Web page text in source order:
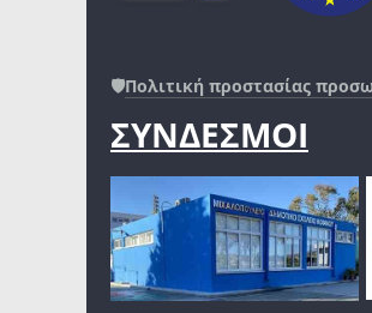
🛡️Πολιτική προστασίας
ΣΥΝΔΕΣΜΟΙ